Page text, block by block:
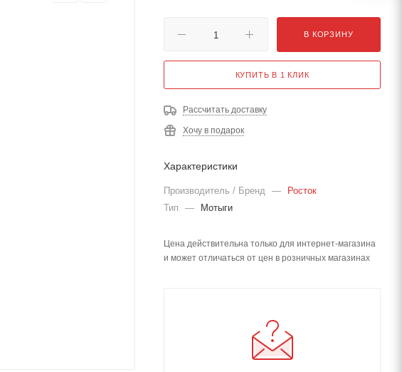
В КОРЗИНУ
КУПИТЬ В 1 КЛИК
Рассчитать доставку
Хочу в подарок
Характеристики
Производитель / Бренд —
Росток
Тип
— Мотыги
Цена действительна только для интернет-магазина
и может отличаться от цен в розничных магазинах